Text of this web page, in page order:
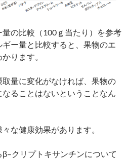
の比較（100ｇ当たり）を参考
ー量と比較すると、果物のエ
ります。
量に変化がなければ、果物の
ることはないということなん
な健康効果があります。
クリプトキサンチンについて